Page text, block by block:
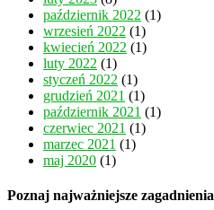
październik 2022 (1)
wrzesień 2022 (1)
kwiecień 2022 (1)
luty 2022 (1)
styczeń 2022 (1)
grudzień 2021 (1)
październik 2021 (1)
czerwiec 2021 (1)
marzec 2021 (1)
maj 2020 (1)
Poznaj najważniejsze zagadnienia